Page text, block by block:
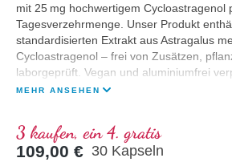
mit 25 mg hochwertigem Cycloastragenol
Tagesverzehrmenge. Unser Produkt
standardisierten Extrakt aus Astragalus
Cycloastragenol – frei von Zusätzen,
laborgeprüft. Vegan und aluminiumfrei
MEHR ANSEHEN
3 kaufen, ein 4. gratis
109,00 € 30 Kapseln